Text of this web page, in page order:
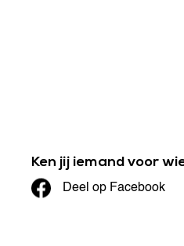
Ken jij iemand voor
Deel op Facebook